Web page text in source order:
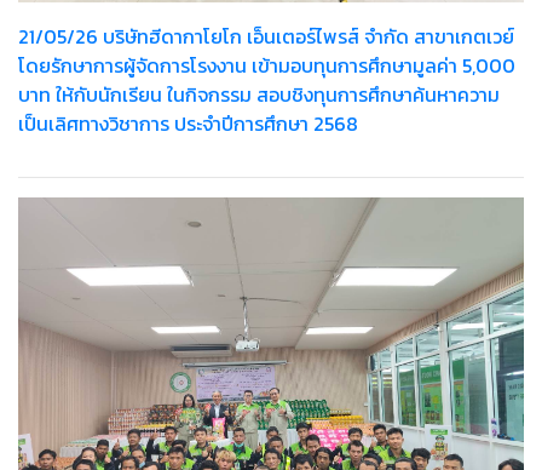
21/05/26 บริษัทฮีดากาโยโก เอ็นเตอร์ไพรส์ จำกัด สาขาเกตเวย์
โดยรักษาการผู้จัดการโรงงาน เข้ามอบทุนการศึกษามูลค่า 5,000
บาท ให้กับนักเรียน ในกิจกรรม สอบชิงทุนการศึกษาค้นหาความ
เป็นเลิศทางวิชาการ ประจำปีการศึกษา 2568